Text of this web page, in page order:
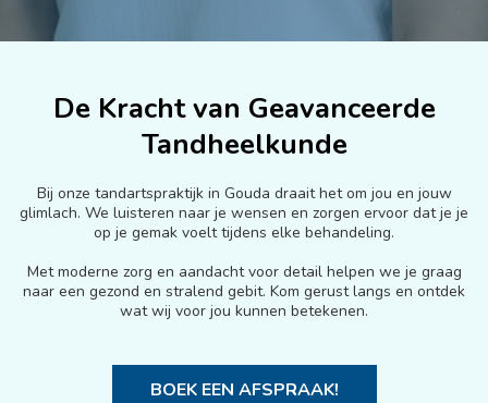
De Kracht van Geavanceerde
Tandheelkunde
Bij onze tandartspraktijk in Gouda draait het om jou en jouw
glimlach. We luisteren naar je wensen en zorgen ervoor dat je je
op je gemak voelt tijdens elke behandeling.
Met moderne zorg en aandacht voor detail helpen we je graag
naar een gezond en stralend gebit. Kom gerust langs en ontdek
wat wij voor jou kunnen betekenen.
BOEK EEN AFSPRAAK!